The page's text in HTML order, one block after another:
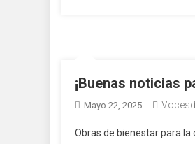
¡Buenas noticias
Mayo 22, 2025
Obras de bienestar para la